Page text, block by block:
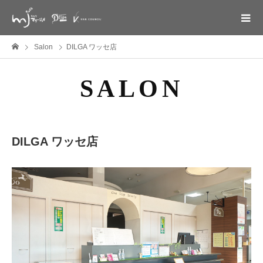
Salon DILGA ワッセ店
SALON
DILGA ワッセ店